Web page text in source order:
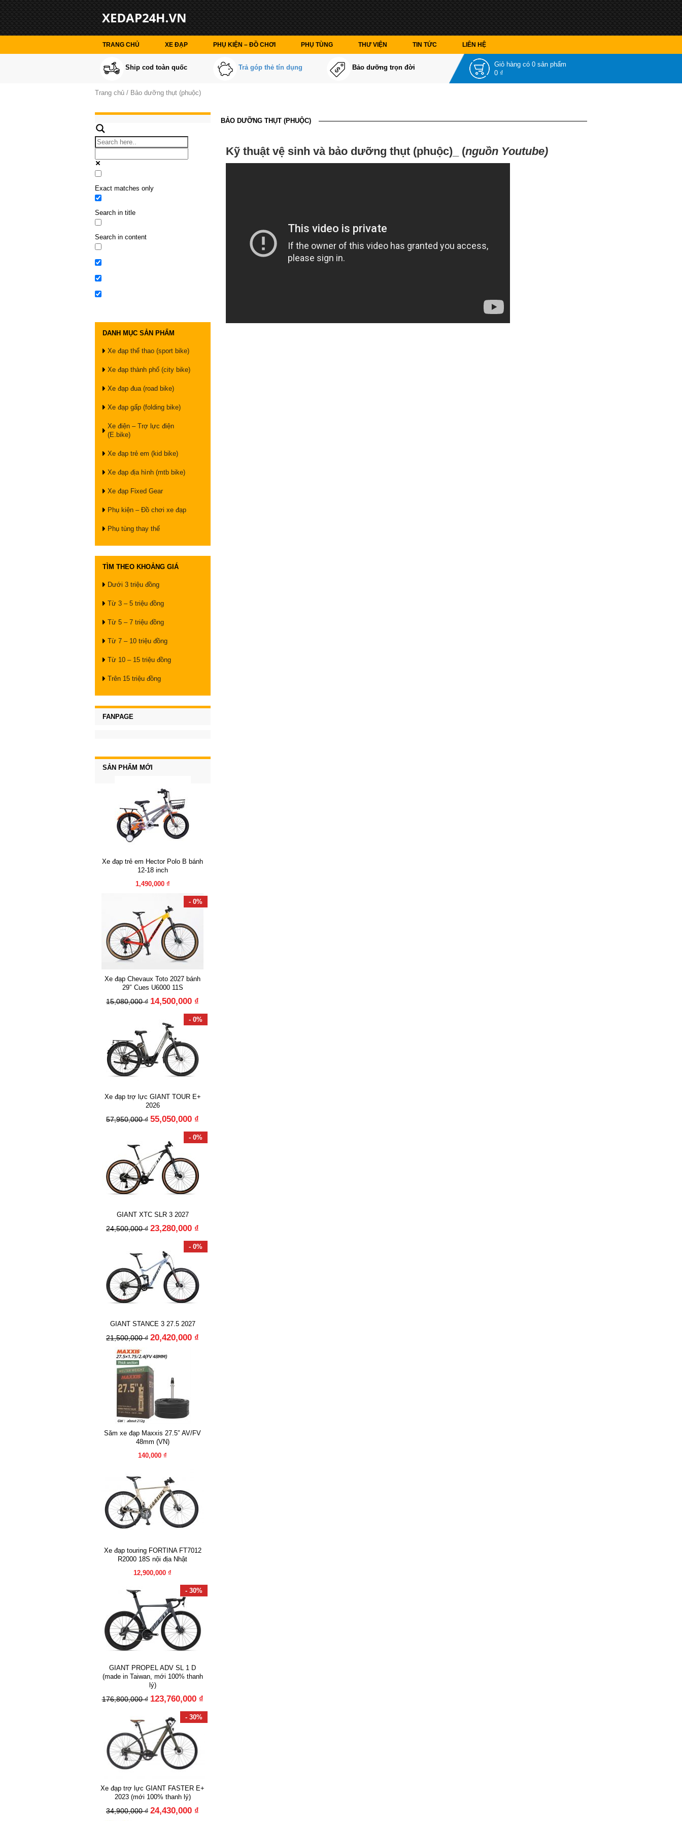
TRANG CHỦ XE ĐẠP PHỤ KIỆN – ĐỒ CHƠI PHỤ TÙNG THƯ VIỆN TIN TỨC LIÊN HỆ
Ship cod toàn quốc Trả góp thẻ tín dụng Bảo dưỡng trọn đời Giỏ hàng có 0 sản phẩm
0 ₫
Trang chủ Bảo dưỡng thụt (phuộc)
Exact matches only
Search in title
Search in content
DANH MỤC SẢN PHẨM
Xe đạp thể thao (sport bike)
Xe đạp thành phố (city bike)
Xe đạp đua (road bike)
Xe đạp gấp (folding bike)
Xe điện – Trợ lực điện
(E.bike)
Xe đạp trẻ em (kid bike)
Xe đạp địa hình (mtb bike)
Xe đạp Fixed Gear
Phụ kiện – Đồ chơi xe đạp
Phụ tùng thay thế
TÌM THEO KHOẢNG GIÁ
Dưới 3 triệu đồng
Từ 3 – 5 triệu đồng
Từ 5 – 7 triệu đồng
Từ 7 – 10 triệu đồng
Từ 10 – 15 triệu đồng
Trên 15 triệu đồng
FANPAGE
SẢN PHẨM MỚI
Xe đạp trẻ em Hector Polo B bánh
12-18 inch
1,490,000 ₫
- 0%
Xe đạp Chevaux Toto 2027 bánh
29″ Cues U6000 11S
15,080,000 ₫ 14,500,000 ₫
- 0%
Xe đạp trợ lực GIANT TOUR E+
2026
57,950,000 ₫ 55,050,000 ₫
- 0%
GIANT XTC SLR 3 2027
24,500,000 ₫ 23,280,000 ₫
- 0%
GIANT STANCE 3 27.5 2027
21,500,000 ₫ 20,420,000 ₫
Săm xe đạp Maxxis 27.5″ AV/FV
48mm (VN)
140,000 ₫
Xe đạp touring FORTINA FT7012
R2000 18S nội địa Nhật
12,900,000 ₫
- 30%
GIANT PROPEL ADV SL 1 D
(made in Taiwan, mới 100% thanh
lý)
176,800,000 ₫ 123,760,000 ₫
- 30%
Xe đạp trợ lực GIANT FASTER E+
2023 (mới 100% thanh lý)
34,900,000 ₫ 24,430,000 ₫
BẢO DƯỠNG THỤT (PHUỘC)
Kỹ thuật vệ sinh và bảo dưỡng thụt (phuộc)_ (nguồn Youtube)